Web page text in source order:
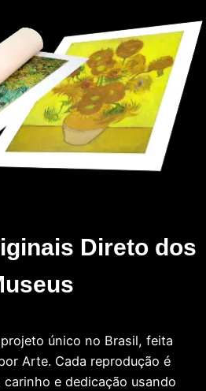
Direto dos
único no Brasil, feita
Arte. Cada reprodução é
e dedicação usando